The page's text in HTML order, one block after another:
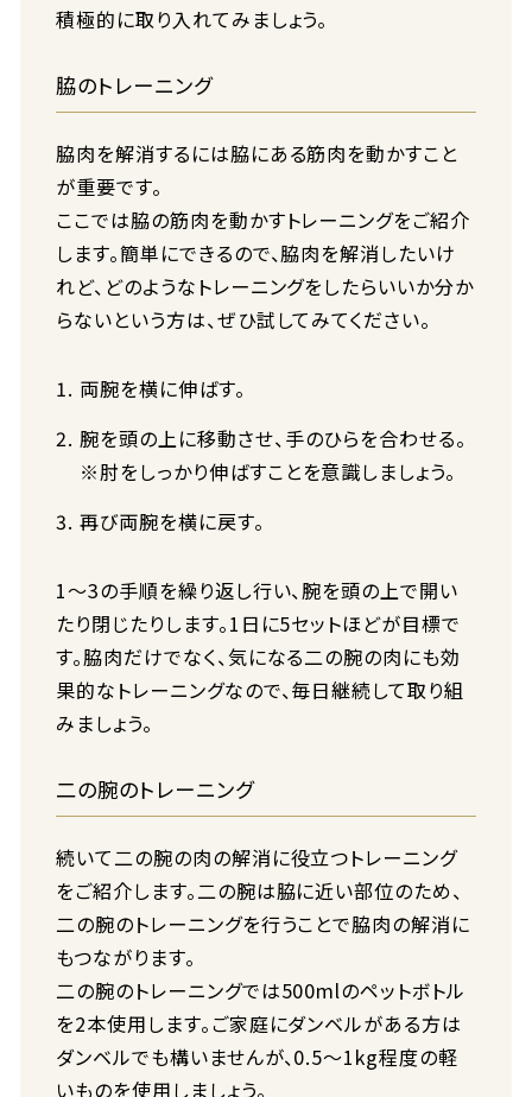
積極的に取り入れてみましょう。
脇のトレーニング
脇肉を解消するには脇にある筋肉を動かすこと
が重要です。
ここでは脇の筋肉を動かすトレーニングをご紹介
します。簡単にできるので、脇肉を解消したいけ
れど、どのようなトレーニングをしたらいいか分か
らないという方は、ぜひ試してみてください。
両腕を横に伸ばす。
腕を頭の上に移動させ、手のひらを合わせる。
※肘をしっかり伸ばすことを意識しましょう。
再び両腕を横に戻す。
1～3の手順を繰り返し行い、腕を頭の上で開い
たり閉じたりします。1日に5セットほどが目標で
す。脇肉だけでなく、気になる二の腕の肉にも効
果的なトレーニングなので、毎日継続して取り組
みましょう。
二の腕のトレーニング
続いて二の腕の肉の解消に役立つトレーニング
をご紹介します。二の腕は脇に近い部位のため、
二の腕のトレーニングを行うことで脇肉の解消に
もつながります。
二の腕のトレーニングでは500mlのペットボトル
を2本使用します。ご家庭にダンベルがある方は
ダンベルでも構いませんが、0.5～1kg程度の軽
いものを使用しましょう。